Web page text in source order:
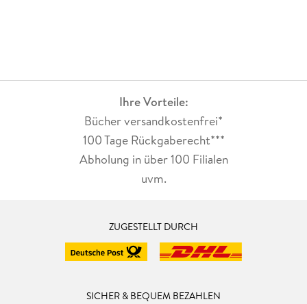
Ihre Vorteile:
Bücher versandkostenfrei*
100 Tage Rückgaberecht***
Abholung in über 100 Filialen
uvm.
ZUGESTELLT DURCH
SICHER & BEQUEM BEZAHLEN